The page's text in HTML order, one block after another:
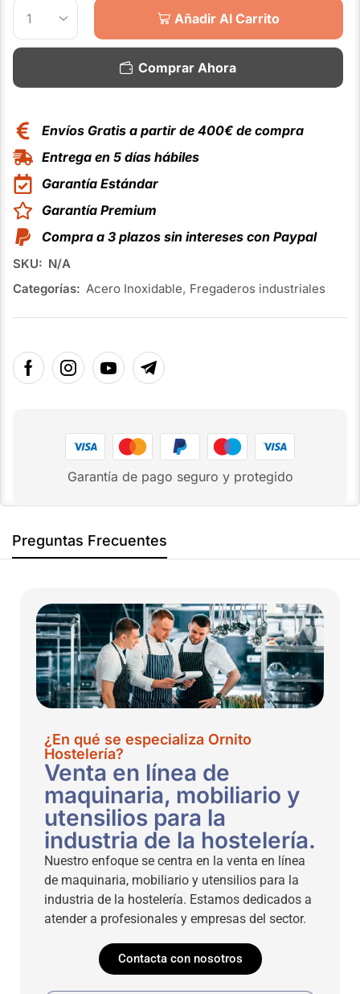
Añadir Al Carrito
Comprar Ahora
Envíos Gratis a partir de 400€ de compra
Entrega en 5 días hábiles
Garantía Estándar
Garantía Premium
Compra a 3 plazos sin intereses con Paypal
SKU: N/A
Categorías: Acero Inoxidable, Fregaderos industriales
Garantía de pago seguro y protegido
Preguntas Frecuentes
¿En qué se especializa Ornito
Hostelería?
Venta en línea de
maquinaria, mobiliario y
utensilios para la
industria de la hostelería.
Nuestro enfoque se centra en la venta en línea
de maquinaria, mobiliario y utensilios para la
industria de la hostelería. Estamos dedicados a
atender a profesionales y empresas del sector.
Contacta con nosotros